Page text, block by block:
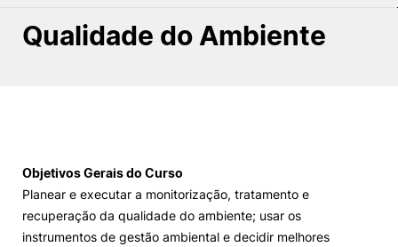
Mudança de Par Instituição/Curso
Qualidade do Ambiente
Objetivos Gerais do Curso
Planear e executar a monitorização, tratamento e
recuperação da qualidade do ambiente; usar os
instrumentos de gestão ambiental e decidir melhores